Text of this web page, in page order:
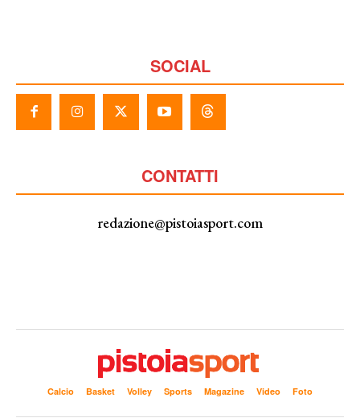
SOCIAL
CONTATTI
redazione@pistoiasport.com
Calcio Basket Volley Sports Magazine Video Foto